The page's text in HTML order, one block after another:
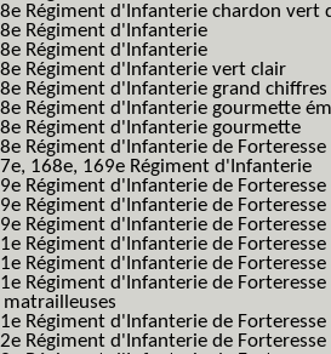
Régiment d'Infanterie chardon vert
Régiment d'Infanterie
Régiment d'Infanterie
Régiment d'Infanterie vert clair
Régiment d'Infanterie grand chiffres
Régiment d'Infanterie gourmette
Régiment d'Infanterie gourmette
Régiment d'Infanterie de Forteresse
168e, 169e Régiment d'Infanterie
Régiment d'Infanterie de Forteresse
Régiment d'Infanterie de
Régiment d'Infanterie de
Régiment d'Infanterie de Forteresse
Régiment d'Infanterie de
Régiment d'Infanterie de
matrailleuses
Régiment d'Infanterie de
Régiment d'Infanterie de Forteresse